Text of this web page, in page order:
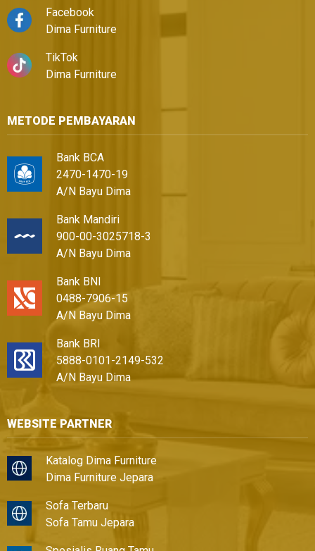
Facebook
Dima Furniture
TikTok
Dima Furniture
METODE PEMBAYARAN
Bank BCA
2470-1470-19
A/N Bayu Dima
Bank Mandiri
900-00-3025718-3
A/N Bayu Dima
Bank BNI
0488-7906-15
A/N Bayu Dima
Bank BRI
5888-0101-2149-532
A/N Bayu Dima
WEBSITE PARTNER
Katalog Dima Furniture
Dima Furniture Jepara
Sofa Terbaru
Sofa Tamu Jepara